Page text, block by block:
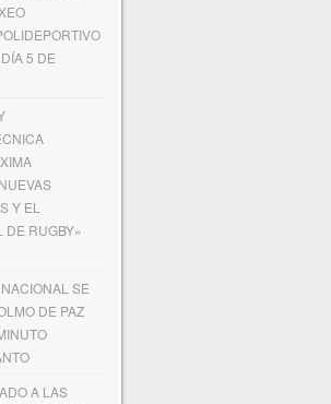
5 DE
Y EL
DE RUGBY»
SE
DE PAZ
A LAS